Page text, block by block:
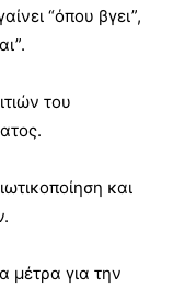
“όπου βγει”,
του
και
μέτρα για την